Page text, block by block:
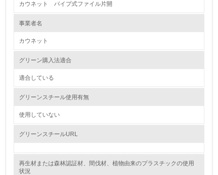
レベル2
カウネット パイプ式ファイル片開
事業者名
カウネット
グリーン購入法適合
適合している
グリーンスチール使用有無
使用していない
グリーンスチールURL
再生材または森林認証材、間伐材、植物由来のプラスチックの使用
状況